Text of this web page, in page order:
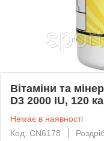
Вітаміни та
D3 2000 IU, 120
Немає в наявності
Код: CN6178